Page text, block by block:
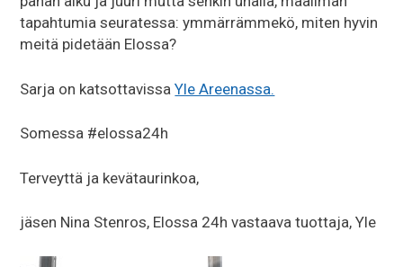
tapahtumia seuratessa: ymmärrämmekö, miten hyvin
meitä pidetään Elossa?
Sarja on katsottavissaYle Areenassa.
Somessa #elossa24h
Terveyttä ja kevätaurinkoa,
jäsen Nina Stenros, Elossa 24h vastaava tuottaja, Yle